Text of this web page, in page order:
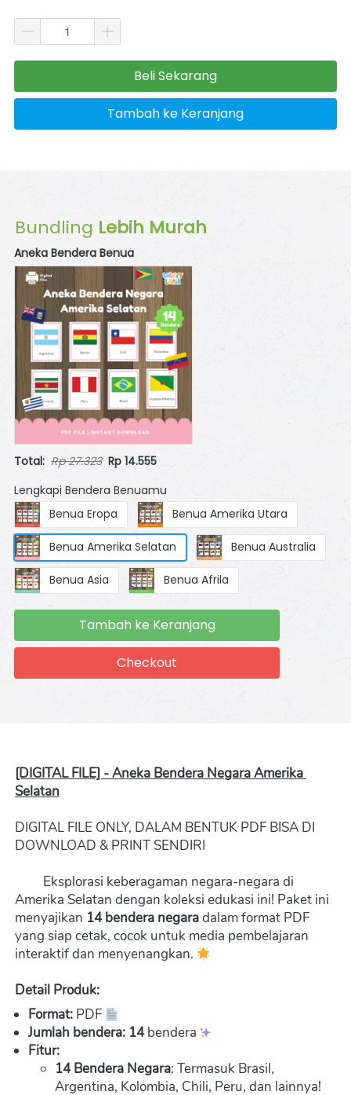
`Beli Sekarang
`Tambah ke Keranjang
Bundling Lebih Murah
Aneka Bendera Benua
Total: Rp 27.323 Rp 14.555
Lengkapi Bendera Benuamu
Benua Eropa
Benua Amerika Utara
Benua Amerika Selatan Benua Australia
Benua Asia Benua Afrila
`Tambah ke Keranjang
`
Checkout
[DIGITAL FILE] - Aneka Bendera Negara Amerika
Selatan
DIGITAL FILE ONLY, DALAM BENTUK PDF BISA DI
DOWNLOAD & PRINT SENDIRI
Amerika Selatan dengan koleksi edukasi ini! Paket ini
menyajikan 14 bendera negara dalam format PDF
yang siap cetak, cocok untuk media pembelajaran
interaktif dan menyenangkan.
Detail Produk:
Format: PDF
Jumlah bendera: 14 bendera
Fitur:
14 Bendera Negara: Termasuk Brasil,
Argentina, Kolombia, Chili, Peru, dan lainnya!